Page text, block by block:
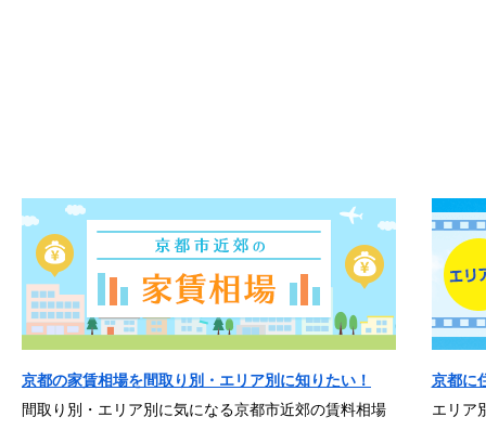
京都の家賃相場を間取り別・エリア別に知りたい！
間取り別・エリア別に気になる京都市近郊の賃料相場
京都に
エリア